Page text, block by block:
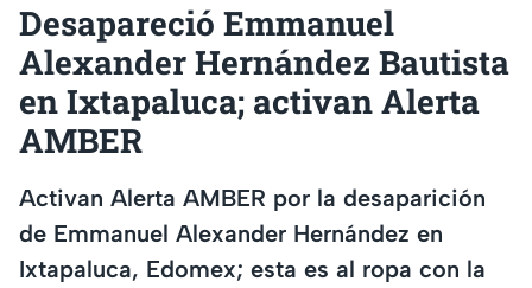
Desapareció Emmanuel
Alexander Hernández Bautista
en Ixtapaluca; activan Alerta
AMBER
Activan Alerta AMBER por la desaparición
de Emmanuel Alexander Hernández en
Ixtapaluca, Edomex; esta es al ropa con la